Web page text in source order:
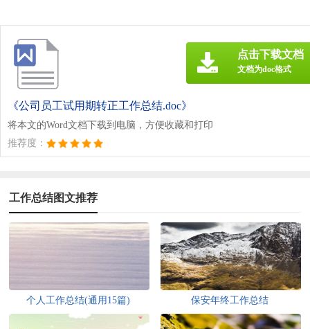
《公司员工试用期转正工作总结.doc》
将本文的Word文档下载到电脑，方便收藏和打印
推荐度：
点击下载文档
文档为doc格式
工作总结图文推荐
个人工作总结(通用15篇) 保安年终工作总结